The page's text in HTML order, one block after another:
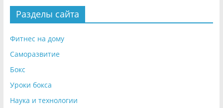
Разделы сайта
Фитнес на дому
Саморазвитие
Бокс
Уроки бокса
Наука и технологии